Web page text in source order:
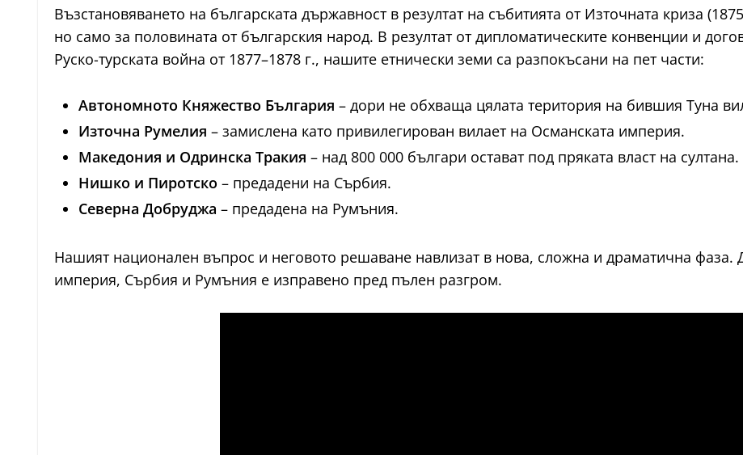
Възстановяването на българската държавност в резултат на събитията от Източната криза
но само за половината от българския народ. В резултат от дипломатическите конвенции и
Руско-турската война от 1877–1878 г., нашите етнически земи са разпокъсани на пет части:
Автономното Княжество България – дори не обхваща цялата територия на бившия Туна
Източна Румелия – замислена като привилегирован вилает на Османската империя.
Македония и Одринска Тракия – над 800 000 българи остават под пряката власт на султана.
Нишко и Пиротско – предадени на Сърбия.
Северна Добруджа – предадена на Румъния.
Нашият национален въпрос и неговото решаване навлизат в нова, сложна и драматична фаза.
империя, Сърбия и Румъния е изправено пред пълен разгром.